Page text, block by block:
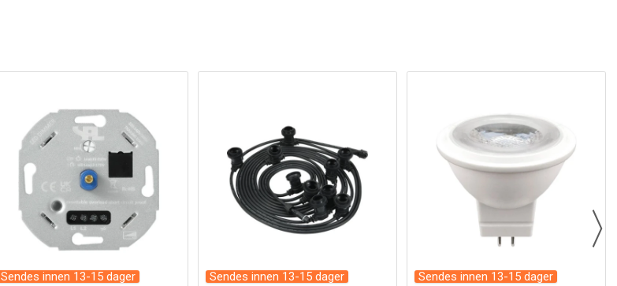
Sendes innen 13-15 dager Sendes innen 13-15 dager Sendes innen 13-15 dager